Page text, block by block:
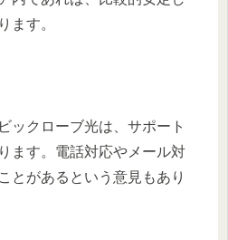
ます。
ビックローブ光は、サポート
ます。電話対応やメール対
とがあるという意見もあり